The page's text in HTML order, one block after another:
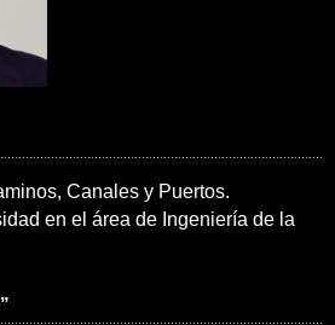
Canales y Puertos.
en el área de Ingeniería de la